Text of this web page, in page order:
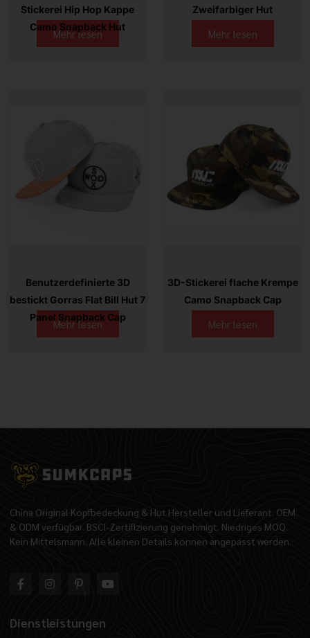
Stickerei Hip Hop Kappe
Camo Snapback Hut
Mehr lesen
Zweifarbiger Hut
Mehr lesen
Benutzerdefinierte 3D
bestickt Gorras Flat Bill Hut 7
Panel Snapback Cap
Mehr lesen
3D-Stickerei flache Krempe
Camo Snapback Cap
Mehr lesen
China Original Kopfbedeckung & Hut Hersteller und Lieferant. OEM
& ODM verfügbar. BSCI-Zertifizierung genehmigt. Niedriges MOQ.
Kein Mittelsmann. Alle kleinen Details können angepasst werden.
Dienstleistungen